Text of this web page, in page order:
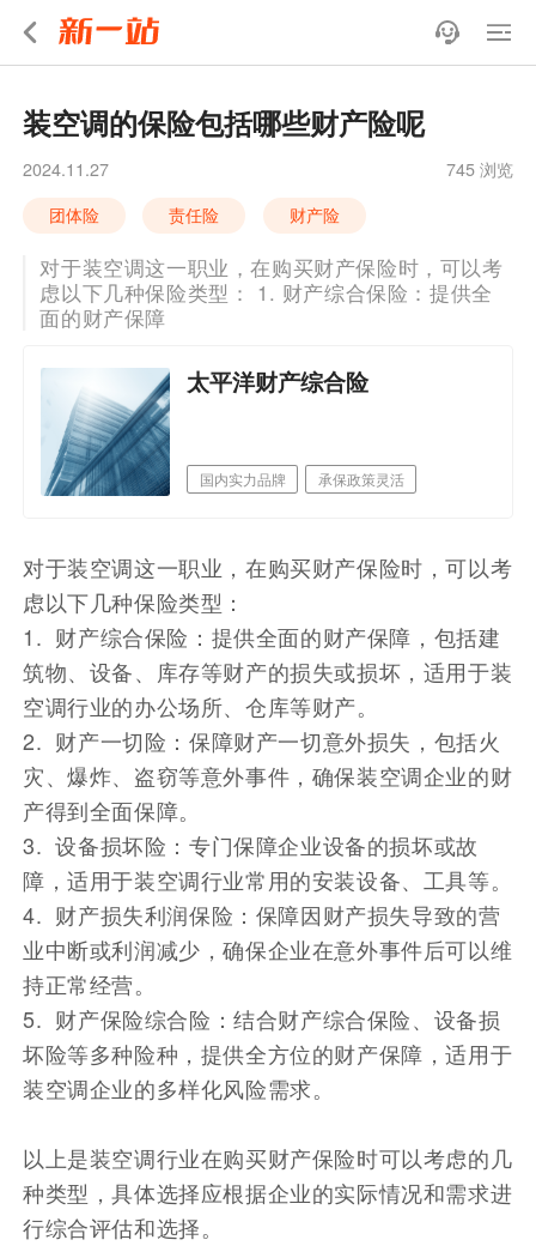
装空调的保险包括哪些财产险呢
2024.11.27
745 浏览
团体险
责任险 财产险
对于装空调这一职业，在购买财产保险时，可以考
虑以下几种保险类型： 1. 财产综合保险：提供全
面的财产保障
太平洋财产综合险
国内实力品牌
承保政策灵活
对于装空调这一职业，在购买财产保险时，可以考
虑以下几种保险类型：
1. 财产综合保险：提供全面的财产保障，包括建
筑物、设备、库存等财产的损失或损坏，适用于装
空调行业的办公场所、仓库等财产。
2. 财产一切险：保障财产一切意外损失，包括火
灾、爆炸、盗窃等意外事件，确保装空调企业的财
产得到全面保障。
3. 设备损坏险：专门保障企业设备的损坏或故
障，适用于装空调行业常用的安装设备、工具等。
4. 财产损失利润保险：保障因财产损失导致的营
业中断或利润减少，确保企业在意外事件后可以维
持正常经营。
5. 财产保险综合险：结合财产综合保险、设备损
坏险等多种险种，提供全方位的财产保障，适用于
装空调企业的多样化风险需求。
以上是装空调行业在购买财产保险时可以考虑的几
种类型，具体选择应根据企业的实际情况和需求进
行综合评估和选择。